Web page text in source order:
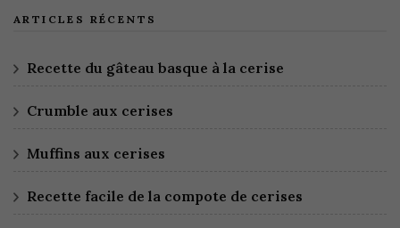
ARTICLES RÉCENTS
Recette du gâteau basque à la cerise
Crumble aux cerises
Muffins aux cerises
Recette facile de la compote de cerises